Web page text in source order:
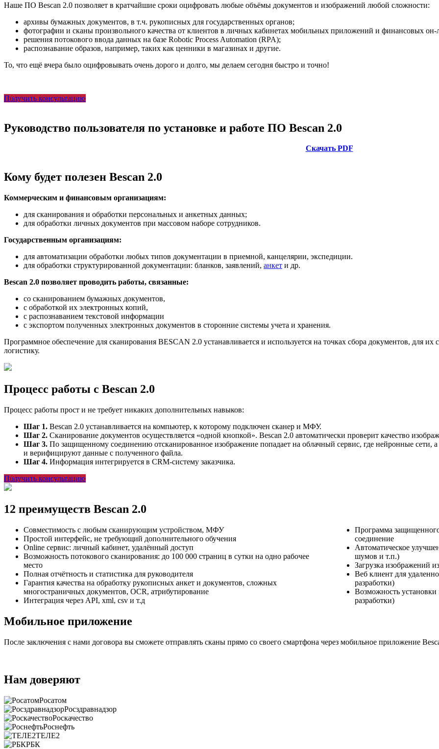
Наше ПО Bescan 2.0 позволяет в кратчайшие сроки оцифровать любые объёмы документов и изображений любой сложности:
архивы бумажных документов, в т.ч. рукописных для государственных органов;
фотографии и сканы произвольного качества от клиентов в личных кабинетах мобильных приложений и финансовых он-
решения потокового ввода данных на базе Robotic Process Automation (RPA);
распознавание образов, например, таких как ценники в магазинах и другие.
То, что ещё вчера было оцифровывать очень дорого и долго, мы делаем сегодня быстро и точно!
Получить консультацию
Руководство пользователя по установке и работе ПО Bescan 2.0
Скачать PDF
Кому будет полезен Bescan 2.0
Коммерческим и финансовым организациям:
для сканирования и обработки персональных и анкетных данных;
для обработки личных документов при массовом наборе сотрудников.
Государственным организациям:
для автоматизации обработки любых типов документации в приемной, канцелярии, экспедиции.
для обработки структурированной документации: бланков, заявлений, анкет и др.
Bescan 2.0 позволяет проводить работы, связанные:
со сканированием бумажных документов,
с обработкой их электронных копий,
с распознаванием текстовой информации
с экспортом полученных электронных документов в сторонние системы учета и хранения.
Программное обеспечение для сканирования BESCAN 2.0 устанавливается и используется на точках сбора документов, для их
логистику.
Процесс работы с Bescan 2.0
Процесс работы прост и не требует никаких дополнительных навыков:
Шаг 1. Bescan 2.0 устанавливается на компьютер, к которому подключен сканер и МФУ.
Шаг 2. Сканирование документов осуществляется «одной кнопкой». Bescan 2.0 автоматически проверит качество
Шаг 3. По защищенному соединению отсканированное изображение попадает на облачный сервис, где нейронные сети, а
и верифицируют данные с полученного файла.
Шаг 4. Информация интегрируется в CRM-систему заказчика.
Получить консультацию
12 преимуществ Bescan 2.0
Совместимость с любым сканирующим устройством, МФУ
Простой интерфейс, не требующий дополнительного обучения
Online сервис: личный кабинет, удалённый доступ
Возможность потокового сканирования: до 100 000 страниц в сутки на одно рабочее
место
Полная отчётность и статистика для руководителя
Гарантия качества на обработку рукописных анкет и документов, сложных
многостраничных документов, OCR, атрибутирование
Интеграция через API, xml, csv и т.д
Программа
соединение
Автоматическое
шумов и т.п.)
Загрузка изображений
Веб клиент для
разработки)
Возможность установки
разработки)
Мобильное приложение
После заключения с нами договора вы сможете отправлять сканы прямо со своего смартфона через мобильное приложение
Нам доверяют
Росатом
Росздравнадзор
Роскачество
Роснефть
ТЕЛЕ2
РБК